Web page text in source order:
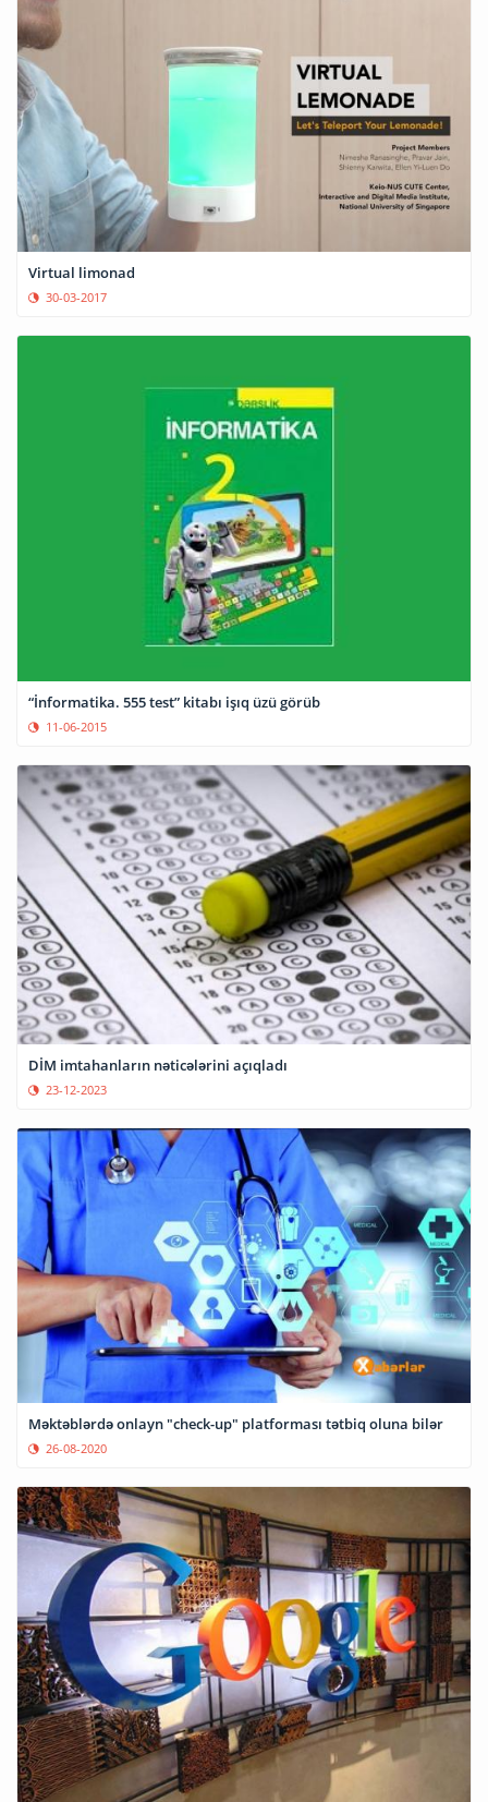
Virtual limonad
30-03-2017
“İnformatika. 555 test” kitabı işıq üzü görüb
11-06-2015
DİM imtahanların nəticələrini açıqladı
23-12-2023
Məktəblərdə onlayn "check-up" platforması tətbiq oluna bilər
26-08-2020